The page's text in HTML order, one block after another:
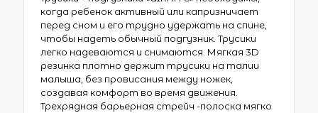
когда ребенок активный или капризничает
перед сном и его трудно удержать на спине,
чтобы надеть обычный подгузник. Трусики
легко надеваются и снимаются. Мягкая 3D
резинка плотно держит трусики на талии
малыша, без провисания между ножек,
создавая комфорт во время движения.
Трехрядная барьерная стрейч -полоска мягко